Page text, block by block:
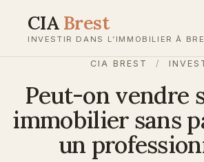
CIA Brest
INVESTIR DANS L’IMMOBILIER À
CIA BREST /
Peut-on vendre
immobilier sans
un